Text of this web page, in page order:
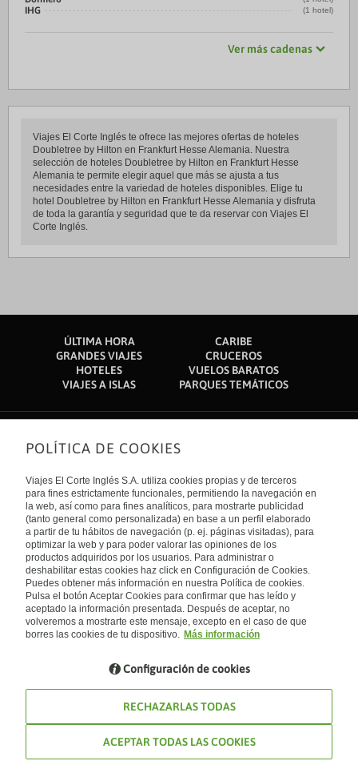
IHG (1 hotel)
Ver más cadenas
Viajes El Corte Inglés te ofrece las mejores ofertas de hoteles
Doubletree by Hilton en Frankfurt Hesse Alemania. Nuestra
selección de hoteles Doubletree by Hilton en Frankfurt Hesse
Alemania te permite elegir aquel que más se ajusta a tus
necesidades entre la variedad de hoteles disponibles. Elige tu
hotel Doubletree by Hilton en Frankfurt Hesse Alemania y disfruta
de toda la garantía y seguridad que te da reservar con Viajes El
Corte Inglés.
ÚLTIMA HORA
CARIBE
GRANDES VIAJES
CRUCEROS
HOTELES
VUELOS BARATOS
VIAJES A ISLAS
PARQUES TEMÁTICOS
Sobre nosotros
Quiénes somos
Financiación
Sostenibilidad
Turismo accesible
Tarjeta El Corte Inglés
Trabaja con nosotros
El Corte Inglés
Canal Ético
Enlaces de interés
Guías de viaje
Catálogos
Auto check-in
Condiciones Generales
Política de privacidad
Política de cookies
Accesibilidad
Empresas/ Grupos
Internacional
España
Visita nuestro blog
Blog de Viajes el Corte inglés
POLÍTICA DE COOKIES
Viajes El Corte Inglés S.A. utiliza cookies propias y de terceros
para fines estrictamente funcionales, permitiendo la navegación en
la web, así como para fines analíticos, para mostrarte publicidad
(tanto general como personalizada) en base a un perfil elaborado
a partir de tu hábitos de navegación (p. ej. páginas visitadas), para
optimizar la web y para poder valorar las opiniones de los
productos adquiridos por los usuarios. Para administrar o
deshabilitar estas cookies haz click en Configuración de Cookies.
Puedes obtener más información en nuestra Política de cookies.
Pulsa el botón Aceptar Cookies para confirmar que has leído y
aceptado la información presentada. Después de aceptar, no
volveremos a mostrarte este mensaje, excepto en el caso de que
borres las cookies de tu dispositivo. Más información
Configuración de cookies
RECHAZARLAS TODAS
ACEPTAR TODAS LAS COOKIES